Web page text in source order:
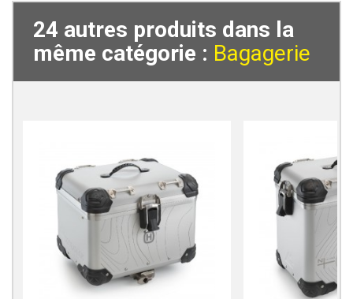
24 autres produits dans la
même catégorie : Bagagerie